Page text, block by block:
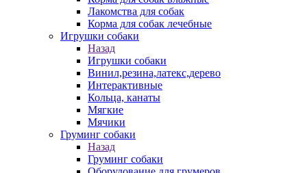
Лакомства для собак
Корма для собак лечебные
Игрушки собаки
Назад
Игрушки собаки
Винил,резина,латекс,дерево
Интерактивные
Кольца, канаты
Мягкие
Мячики
Груминг собаки
Назад
Груминг собаки